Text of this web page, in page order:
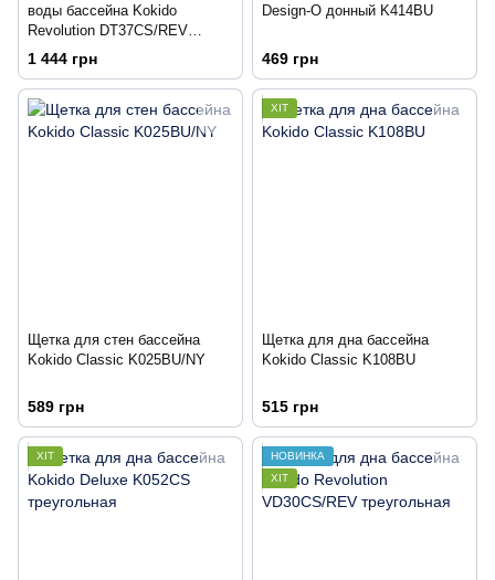
воды бассейна Kokido
Revolution DT37CS/REV
цифровой
1 444 грн
Design-O донный K414BU
469 грн
Щетка для стен бассейна
Kokido Classic K025BU/NY
589 грн
ХІТ
Щетка для дна бассейна
Kokido Classic K108BU
515 грн
ХІТ
НОВИНКА
ХІТ